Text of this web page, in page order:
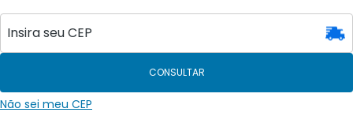
CONSULTAR
Não sei meu CEP